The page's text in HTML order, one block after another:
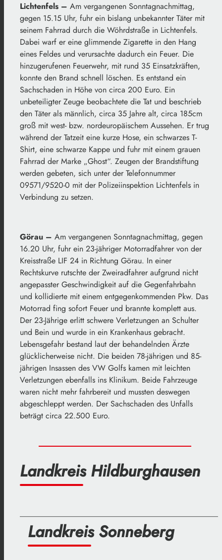
Lichtenfels – Am vergangenen Sonntagnachmittag,
gegen 15.15 Uhr, fuhr ein bislang unbekannter Täter mit
seinem Fahrrad durch die Wöhrdstraße in Lichtenfels.
Dabei warf er eine glimmende Zigarette in den Hang
eines Feldes und verursachte dadurch ein Feuer. Die
hinzugerufenen Feuerwehr, mit rund 35 Einsatzkräften,
konnte den Brand schnell löschen. Es entstand ein
Sachschaden in Höhe von circa 200 Euro. Ein
unbeteiligter Zeuge beobachtete die Tat und beschrieb
den Täter als männlich, circa 35 Jahre alt, circa 185cm
groß mit west- bzw. nordeuropäischem Aussehen. Er trug
während der Tatzeit eine kurze Hose, ein schwarzes T-
Shirt, eine schwarze Kappe und fuhr mit einem grauen
Fahrrad der Marke „Ghost“. Zeugen der Brandstiftung
werden gebeten, sich unter der Telefonnummer
09571/9520-0 mit der Polizeiinspektion Lichtenfels in
Verbindung zu setzen.
Görau – Am vergangenen Sonntagnachmittag, gegen
16.20 Uhr, fuhr ein 23-jähriger Motorradfahrer von der
Kreisstraße LIF 24 in Richtung Görau. In einer
Rechtskurve rutschte der Zweiradfahrer aufgrund nicht
angepasster Geschwindigkeit auf die Gegenfahrbahn
und kollidierte mit einem entgegenkommenden Pkw. Das
Motorrad fing sofort Feuer und brannte komplett aus.
Der 23-Jährige erlitt schwere Verletzungen an Schulter
und Bein und wurde in ein Krankenhaus gebracht.
Lebensgefahr bestand laut der behandelnden Ärzte
glücklicherweise nicht. Die beiden 78-jährigen und 85-
jährigen Insassen des VW Golfs kamen mit leichten
Verletzungen ebenfalls ins Klinikum. Beide Fahrzeuge
waren nicht mehr fahrbereit und mussten deswegen
abgeschleppt werden. Der Sachschaden des Unfalls
beträgt circa 22.500 Euro.
Landkreis Hildburghausen
Landkreis Sonneberg